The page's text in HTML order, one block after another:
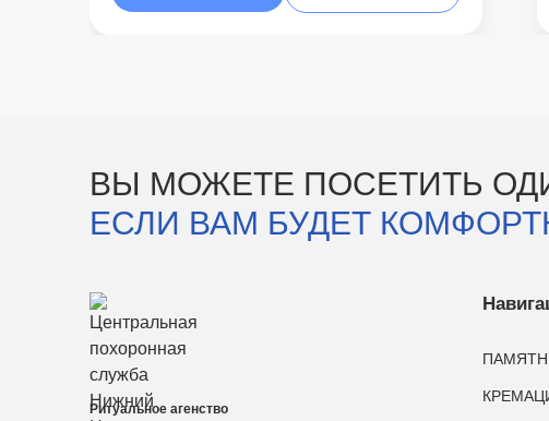
ВЫ МОЖЕТЕ ПОСЕТИТЬ
ЕСЛИ ВАМ БУДЕТ
Ритуальное агенство